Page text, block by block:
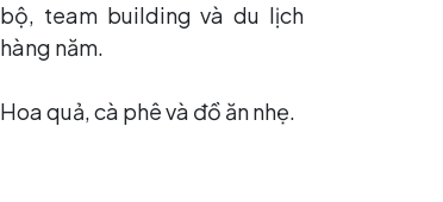
bộ, team building và du lịch
hàng năm.
Hoa quả, cà phê và đồ ăn nhẹ.